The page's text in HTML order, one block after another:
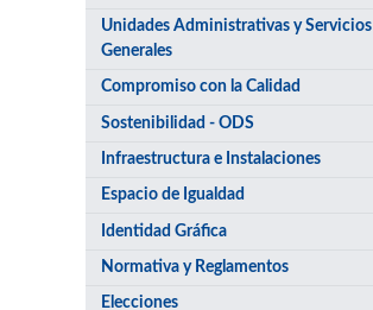
Unidades Administrativas y Servicios
Generales
Compromiso con la Calidad
Sostenibilidad - ODS
Infraestructura e Instalaciones
Espacio de Igualdad
Identidad Gráfica
Normativa y Reglamentos
Elecciones